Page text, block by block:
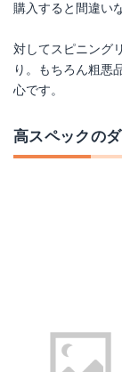
購入すると間違い
対してスピニング
り。もちろん粗悪
心です。
高スペックの